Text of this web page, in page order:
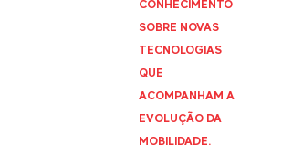
CONHECIMENTO
SOBRE NOVAS
TECNOLOGIAS
QUE
ACOMPANHAM A
EVOLUÇÃO DA
MOBILIDADE.